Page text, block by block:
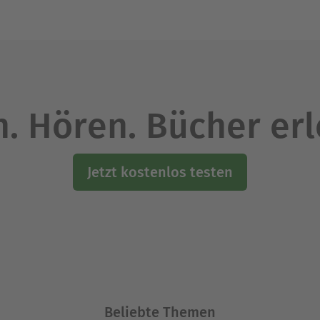
Hören. Bücher
Jetzt kostenlos testen
Beliebte Themen